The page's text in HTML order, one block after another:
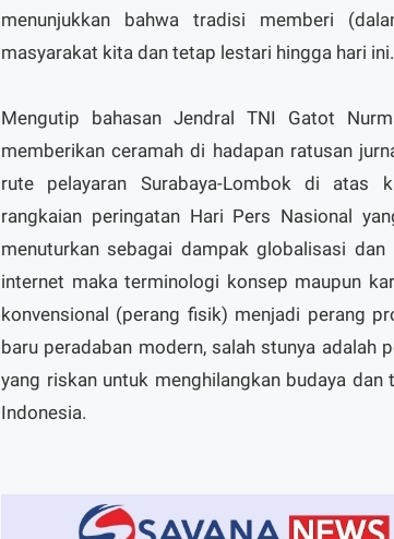
menunjukkan bahwa tradisi memberi
masyarakat kita dan tetap lestari hingga hari ini.
Mengutip bahasan Jendral TNI Gatot
memberikan ceramah di hadapan ratusan
rute pelayaran Surabaya-Lombok di atas
rangkaian peringatan Hari Pers Nasional
menuturkan sebagai dampak globalisasi
internet maka terminologi konsep maupun
konvensional (perang fisik) menjadi perang
baru peradaban modern, salah stunya adalah
yang riskan untuk menghilangkan budaya
Indonesia.